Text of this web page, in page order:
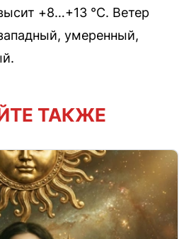
+8…+13 °C. Ветер
умеренный,
ТАКЖЕ